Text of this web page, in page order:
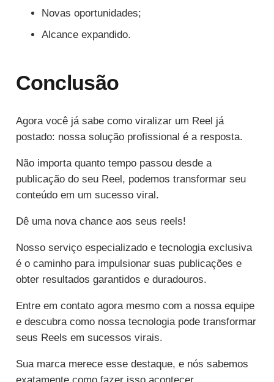
Novas oportunidades;
Alcance expandido.
Conclusão
Agora você já sabe como viralizar um Reel já
postado: nossa solução profissional é a resposta.
Não importa quanto tempo passou desde a
publicação do seu Reel, podemos transformar seu
conteúdo em um sucesso viral.
Dê uma nova chance aos seus reels!
Nosso serviço especializado e tecnologia exclusiva
é o caminho para impulsionar suas publicações e
obter resultados garantidos e duradouros.
Entre em contato agora mesmo com a nossa equipe
e descubra como nossa tecnologia pode transformar
seus Reels em sucessos virais.
Sua marca merece esse destaque, e nós sabemos